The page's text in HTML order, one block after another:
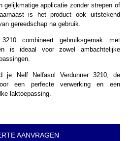
gelijkmatige applicatie zonder strepen of
is het product ook uitstekend
gereedschap na gebruik.
combineert gebruiksgemak met
is ideaal voor zowel ambachtelijke
je Nelf Nelfasol Verdunner 3210, de
een perfecte verwerking en een
laktoepassing.
AANVRAGEN